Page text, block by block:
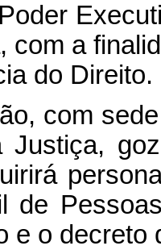
com a
do Direito.
com
Justiça,
de
e o decreto